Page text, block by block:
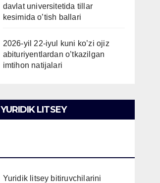
davlat universitetida tillar
kesimida o’tish ballari
2026-yil 22-iyul kuni ko’zi ojiz
abituriyentlardan o’tkazilgan
imtihon natijalari
YURIDIK LITSEY
Yuridik litsey bitiruvchilarini